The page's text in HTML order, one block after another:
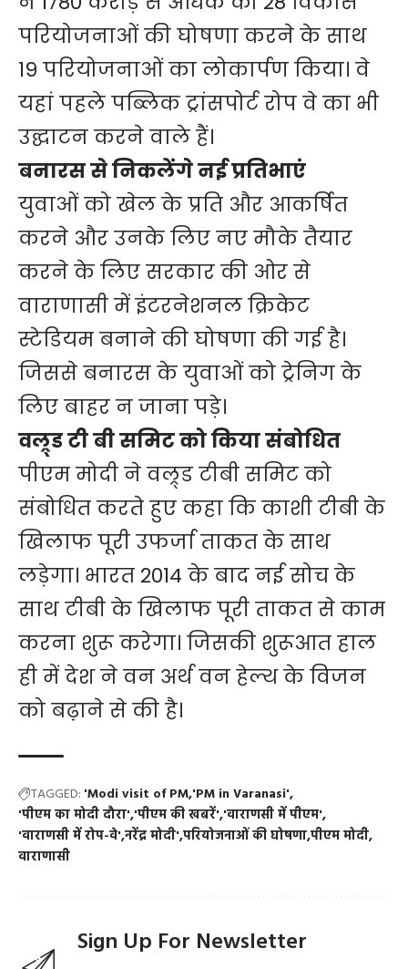
परियोजनाओं की घोषणा करने के साथ
19 परियोजनाओं का लोकार्पण किया। वे
यहां पहले पब्लिक ट्रांसपोर्ट रोप वे का भी
उद्घाटन करने वाले हैं।
बनारस से निकलेंगे नई प्रतिभाएं
युवाओं को खेल के प्रति और आकर्षित
करने और उनके लिए नए मौके तैयार
करने के लिए सरकार की ओर से
वाराणासी में इंटरनेशनल क्रिकेट
स्टेडियम बनाने की घोषणा की गई है।
जिससे बनारस के युवाओं को ट्रेनिग के
लिए बाहर न जाना पड़े।
वल्र्ड टी बी समिट को किया संबोधित
पीएम मोदी ने वल्र्ड टीबी समिट को
संबोधित करते हुए कहा कि काशी टीबी के
खिलाफ पूरी उफर्जा ताकत के साथ
लड़ेगा। भारत 2014 के बाद नई सोच के
साथ टीबी के खिलाफ पूरी ताकत से काम
करना शुरू करेगा। जिसकी शुरूआत हाल
ही में देश ने वन अर्थ वन हेल्थ के विजन
को बढ़ाने से की है।
TAGGED: 'Modi visit of PM 'PM in Varanasi'
'पीएम का मोदी दौरा' 'पीएम की खबरें' 'वाराणसी में पीएम'
'वाराणसी में रोप-वे'नरेंद्र मोदी'परियोजनाओं की घोषणापीएम मोदी
वाराणासी
Sign Up For Newsletter